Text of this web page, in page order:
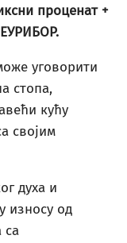
проценат +
уговорити
стопа,
кућу
својим
духа и
износу од
са